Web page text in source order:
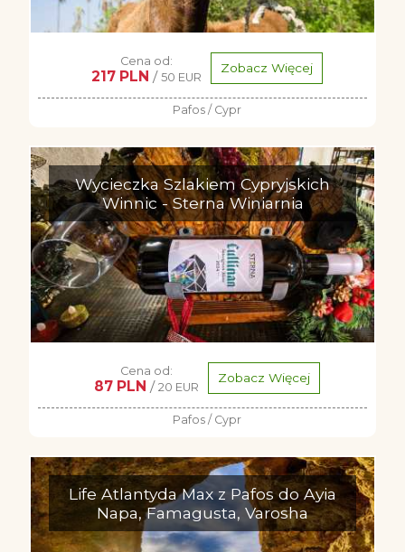
Cena od:
217 PLN / 50 EUR
Zobacz Więcej
Pafos / Cypr
Wycieczka Szlakiem Cypryjskich
Winnic - Sterna Winiarnia
Cena od:
87 PLN / 20 EUR
Zobacz Więcej
Pafos / Cypr
Life Atlantyda Max z Pafos do Ayia
Napa, Famagusta, Varosha